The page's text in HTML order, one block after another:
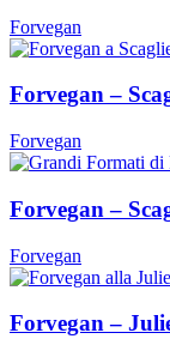
Forvegan
Forvegan –
Forvegan
Forvegan –
Forvegan
Forvegan –